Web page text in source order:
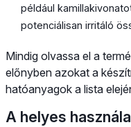
például
potenciálisan irritáló
Mindig olvassa el a
előnyben azokat a
hatóanyagok a lista
A helyes